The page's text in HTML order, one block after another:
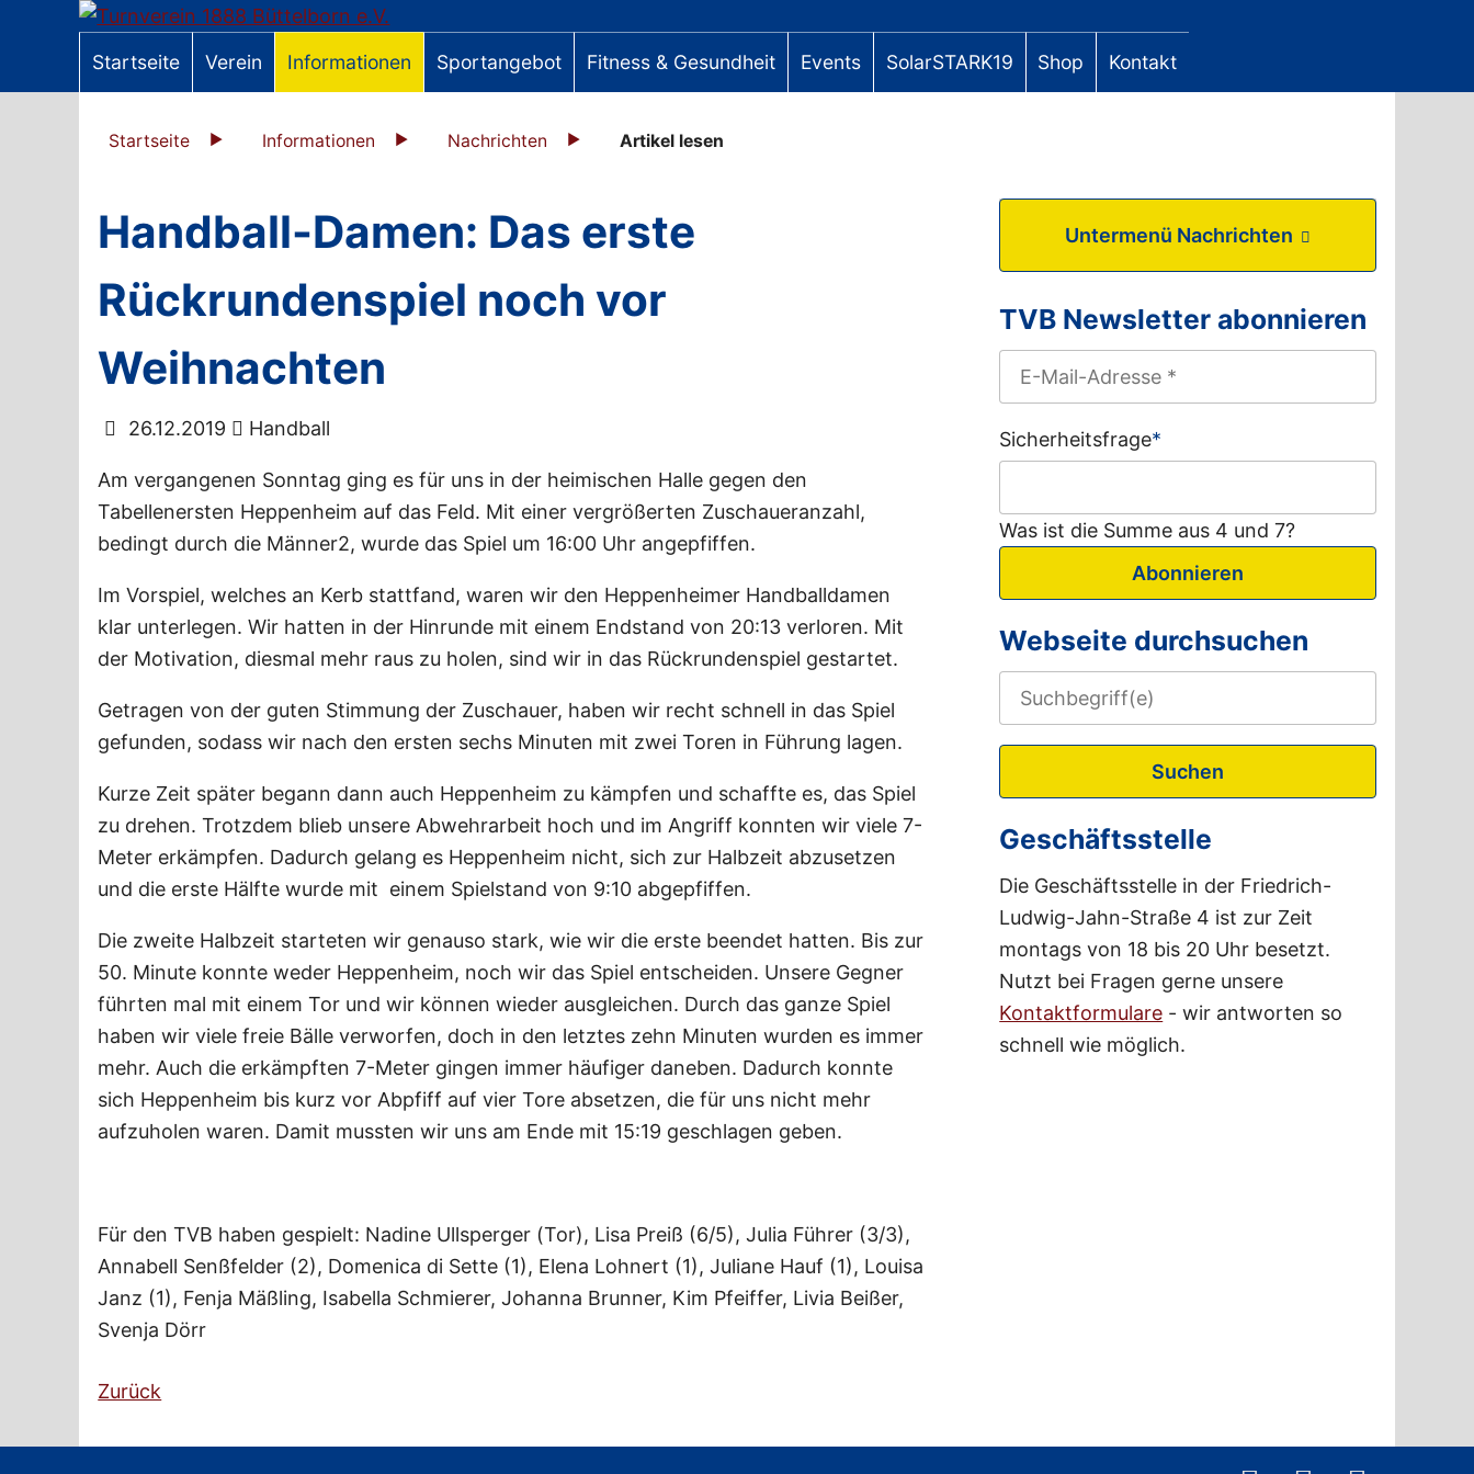
Startseite Verein Informationen Sportangebot Fitness & Gesundheit Events SolarSTARK19 Shop Kontakt
Startseite Informationen Nachrichten Artikel lesen
Handball-Damen: Das erste
Rückrundenspiel noch vor
Weihnachten
26.12.2019 Handball
Am vergangenen Sonntag ging es für uns in der heimischen Halle gegen den
Tabellenersten Heppenheim auf das Feld. Mit einer vergrößerten Zuschaueranzahl,
bedingt durch die Männer2, wurde das Spiel um 16:00 Uhr angepfiffen.
Im Vorspiel, welches an Kerb stattfand, waren wir den Heppenheimer Handballdamen
klar unterlegen. Wir hatten in der Hinrunde mit einem Endstand von 20:13 verloren. Mit
der Motivation, diesmal mehr raus zu holen, sind wir in das Rückrundenspiel gestartet.
Getragen von der guten Stimmung der Zuschauer, haben wir recht schnell in das Spiel
gefunden, sodass wir nach den ersten sechs Minuten mit zwei Toren in Führung lagen.
Kurze Zeit später begann dann auch Heppenheim zu kämpfen und schaffte es, das Spiel
zu drehen. Trotzdem blieb unsere Abwehrarbeit hoch und im Angriff konnten wir viele 7-
Meter erkämpfen. Dadurch gelang es Heppenheim nicht, sich zur Halbzeit abzusetzen
und die erste Hälfte wurde mit einem Spielstand von 9:10 abgepfiffen.
Die zweite Halbzeit starteten wir genauso stark, wie wir die erste beendet hatten. Bis zur
50. Minute konnte weder Heppenheim, noch wir das Spiel entscheiden. Unsere Gegner
führten mal mit einem Tor und wir können wieder ausgleichen. Durch das ganze Spiel
haben wir viele freie Bälle verworfen, doch in den letztes zehn Minuten wurden es immer
mehr. Auch die erkämpften 7-Meter gingen immer häufiger daneben. Dadurch konnte
sich Heppenheim bis kurz vor Abpfiff auf vier Tore absetzen, die für uns nicht mehr
aufzuholen waren. Damit mussten wir uns am Ende mit 15:19 geschlagen geben.
Für den TVB haben gespielt: Nadine Ullsperger (Tor), Lisa Preiß (6/5), Julia Führer (3/3),
Annabell Senßfelder (2), Domenica di Sette (1), Elena Lohnert (1), Juliane Hauf (1), Louisa
Janz (1), Fenja Mäßling, Isabella Schmierer, Johanna Brunner, Kim Pfeiffer, Livia Beißer,
Svenja Dörr
Zurück
Untermenü Nachrichten
TVB Newsletter abonnieren
Sicherheitsfrage*
Was ist die Summe aus 4 und 7?
Abonnieren
Webseite durchsuchen
Suchen
Geschäftsstelle
Die Geschäftsstelle in der Friedrich-
Ludwig-Jahn-Straße 4 ist zur Zeit
montags von 18 bis 20 Uhr besetzt.
Nutzt bei Fragen gerne unsere
Kontaktformulare - wir antworten so
schnell wie möglich.